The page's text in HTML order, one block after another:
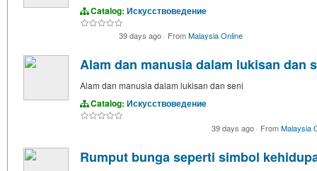
Catalog: Искусствоведение
39 days ago · FromMalaysia Online
Alam dan manusia dalam lukisan dan
Alam dan manusia dalam lukisan dan seni
Catalog: Искусствоведение
39 days ago · FromMalaysia
Rumput bunga seperti simbol